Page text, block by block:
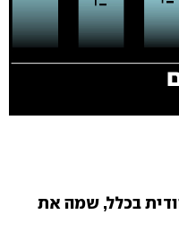
בכלל, שמה את